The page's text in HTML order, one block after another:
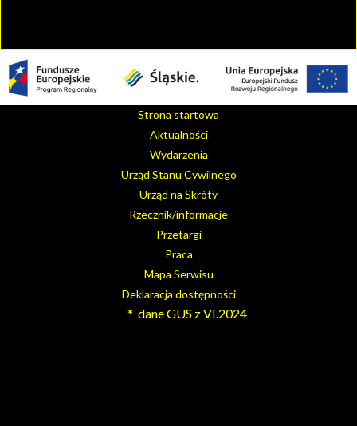
Strona startowa
Aktualności
Wydarzenia
Urząd Stanu Cywilnego
Urząd na Skróty
Rzecznik/informacje
Przetargi
Praca
Mapa Serwisu
Deklaracja dostępności
* dane GUS z VI.2024